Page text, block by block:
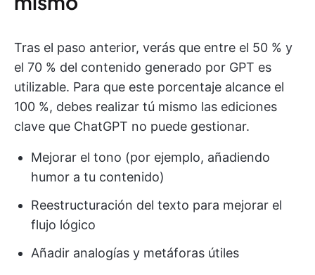
Tras el paso anterior, verás que entre el 50 % y
el 70 % del contenido generado por GPT es
utilizable. Para que este porcentaje alcance el
100 %, debes realizar tú mismo las ediciones
clave que ChatGPT no puede gestionar.
Mejorar el tono (por ejemplo, añadiendo
humor a tu contenido)
Reestructuración del texto para mejorar el
flujo lógico
Añadir analogías y metáforas útiles